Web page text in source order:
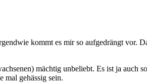
kommt es mir so aufgedrängt vor.
mächtig unbeliebt. Es ist ja auch
mal gehässig sein.